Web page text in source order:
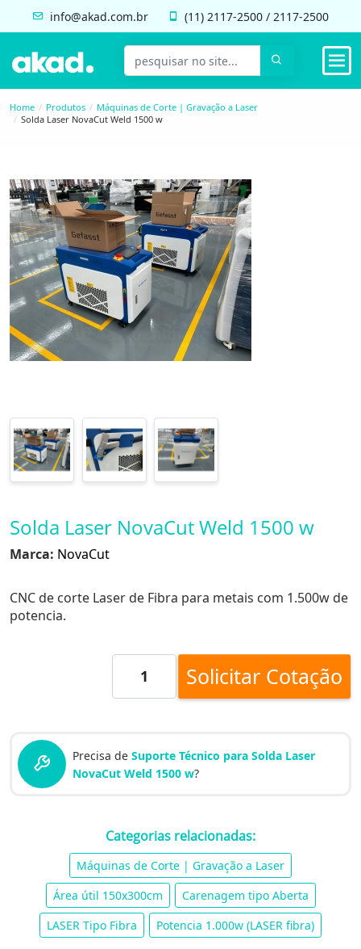
info@akad.com.br (11) 2117-2500 / 2117-2500
Home Produtos
Máquinas de Corte | Gravação a Laser
Solda Laser NovaCut Weld 1500 w
Solda Laser NovaCut Weld 1500 w
Marca: NovaCut
CNC de corte Laser de Fibra para metais com 1.500w de
potencia.
Solicitar Cotação
Precisa de Suporte Técnico para Solda Laser
NovaCut Weld 1500 w?
Categorias relacionadas:
Máquinas de Corte | Gravação a Laser
Área útil 150x300cm
Carenagem tipo Aberta
LASER Tipo Fibra
Potencia 1.000w (LASER fibra)